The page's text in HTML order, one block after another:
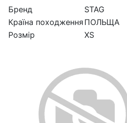
Бренд
STAG
Країна походження ПОЛЬЩА
Розмір
XS